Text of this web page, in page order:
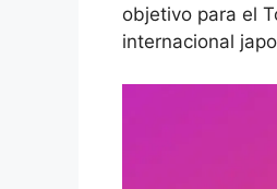
objetivo para el
internacional